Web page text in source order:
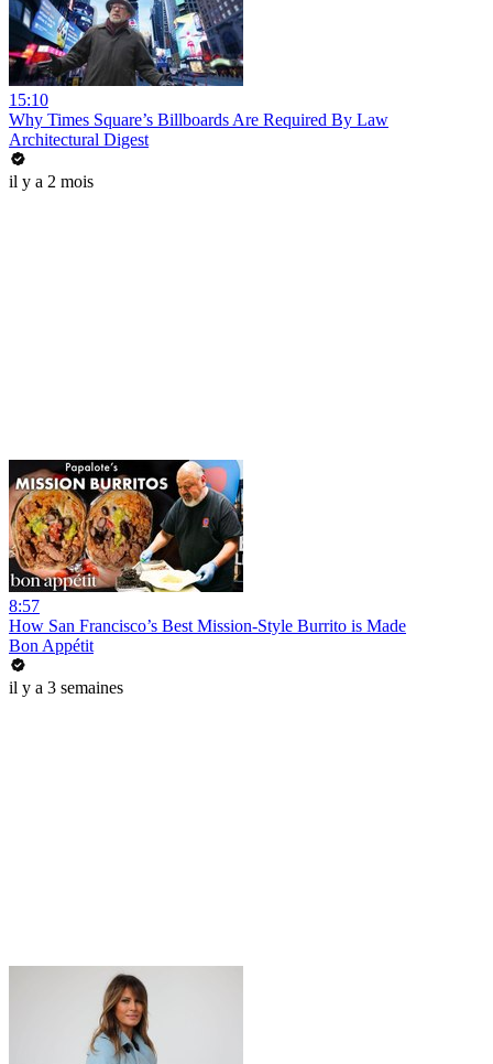
15:10
Why Times Square’s Billboards Are Required By Law
Architectural Digest
il y a 2 mois
8:57
How San Francisco’s Best Mission-Style Burrito is Made
Bon Appétit
il y a 3 semaines